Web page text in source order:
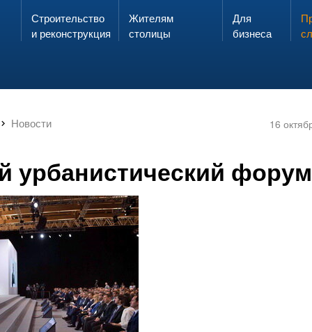
Запах газа?
ЗВОНИ
Строительство
и реконструкция
Жителям
столицы
Для
бизнеса
Новости 16
урбанистический